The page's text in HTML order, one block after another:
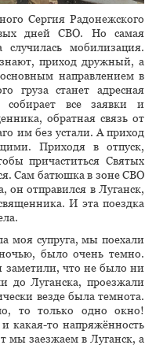
Сергия Радонежского
дней СВО. Но самая
случилась мобилизация.
приход дружный, а
направлением в
груза станет адресная
все заявки и
обратная связь от
им без устали. А приход
Приходя в отпуск,
причаститься Святых
Сам батюшка в зоне СВО
он отправился в Луганск,
И эта поездка
моя супруга, мы поехали
было очень темно.
заметили, что не было ни
Луганска, проезжали
везде была темнота.
то только одно окно!
какая-то напряжённость
мы заезжаем в Луганск, а